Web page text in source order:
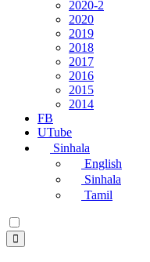
2020-2
2020
2019
2018
2017
2016
2015
2014
FB
UTube
Sinhala
English
Sinhala
Tamil